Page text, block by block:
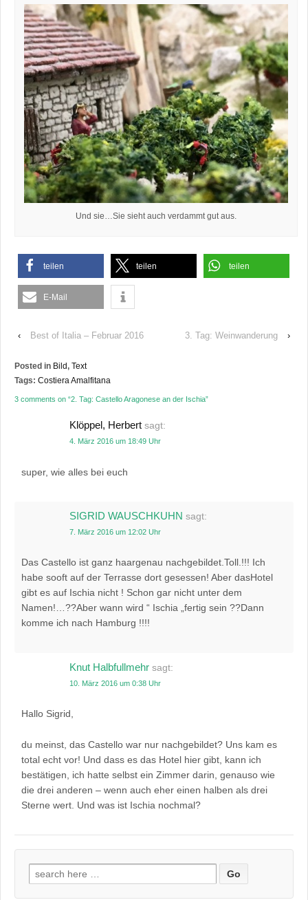
Und sie…Sie sieht auch verdammt gut aus.
teilen teilen teilen
E-Mail
‹ Best of Italia – Februar 2016 3. Tag: Weinwanderung ›
Posted in Bild, Text
Tags: Costiera Amalfitana
3 comments on “2. Tag: Castello Aragonese an der Ischia”
Klöppel, Herbert sagt:
4. März 2016 um 18:49 Uhr
super, wie alles bei euch
SIGRID WAUSCHKUHN sagt:
7. März 2016 um 12:02 Uhr
Das Castello ist ganz haargenau nachgebildet.Toll.!!! Ich
habe sooft auf der Terrasse dort gesessen! Aber dasHotel
gibt es auf Ischia nicht ! Schon gar nicht unter dem
Namen!…??Aber wann wird “ Ischia „fertig sein ??Dann
komme ich nach Hamburg !!!!
Knut Halbfullmehr sagt:
10. März 2016 um 0:38 Uhr
Hallo Sigrid,
du meinst, das Castello war nur nachgebildet? Uns kam es
total echt vor! Und dass es das Hotel hier gibt, kann ich
bestätigen, ich hatte selbst ein Zimmer darin, genauso wie
die drei anderen – wenn auch eher einen halben als drei
Sterne wert. Und was ist Ischia nochmal?
Suchen
nach: